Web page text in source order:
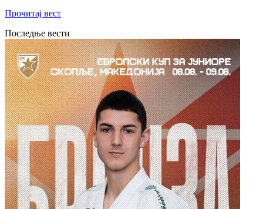
Прочитај вест
Последње вести